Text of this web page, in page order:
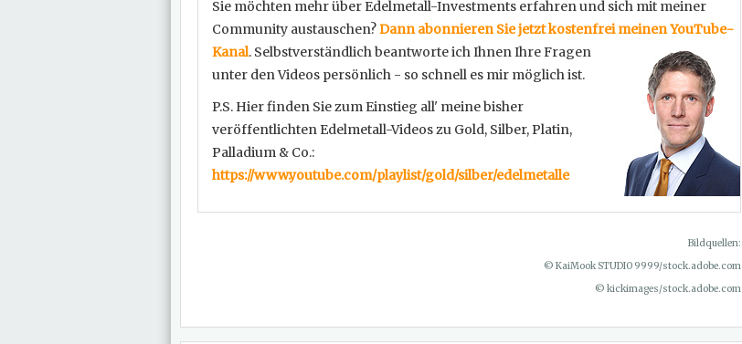
Sie möchten mehr über Edelmetall-Investments erfahren und sich mit meiner
Community austauschen?Dann abonnieren Sie jetzt kostenfrei meinen YouTube-
Kanal. Selbstverständlich beantworte ich Ihnen Ihre Fragen
unter den Videos persönlich - so schnell es mir möglich ist.
P.S. Hier finden Sie zum Einstieg all' meine bisher
veröffentlichten Edelmetall-Videos zu Gold, Silber, Platin,
Palladium & Co.:
https://www.youtube.com/playlist/gold/silber/edelmetalle
Bildquellen:
© KaiMook STUDIO 9999/stock.adobe.com
© kickimages/stock.adobe.com